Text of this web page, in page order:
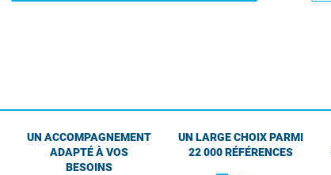
UN ACCOMPAGNEMENT
ADAPTÉ À VOS
BESOINS
UN LARGE CHOIX PARMI
22 000 RÉFÉRENCES